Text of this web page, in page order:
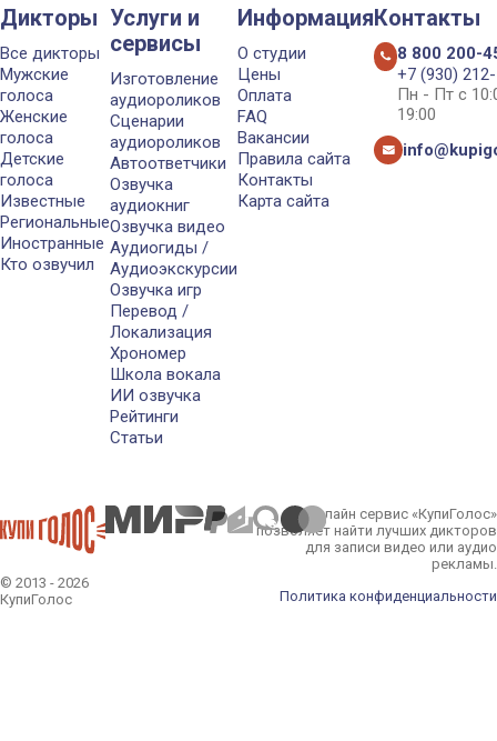
Дикторы
Все дикторы
Мужские
голоса
Женские
голоса
Детские
голоса
Известные
Региональные
Иностранные
Кто озвучил
Услуги и
сервисы
Изготовление
аудиороликов
Сценарии
аудиороликов
Автоответчики
Озвучка
аудиокниг
Озвучка видео
Аудиогиды /
Аудиоэкскурсии
Озвучка игр
Перевод /
Локализация
Хрономер
Школа вокала
ИИ озвучка
Рейтинги
Статьи
Информация
О студии
Цены
Оплата
FAQ
Вакансии
Правила сайта
Контакты
Карта сайта
Контакты
8 800 200-
+7 (930)
Пн - Пт с
19:00
© 2013 - 2026
КупиГолос
Онлайн сервис «КупиГолос»
позволяет найти лучших дикторов
для записи видео или аудио
рекламы.
Политика конфиденциальности